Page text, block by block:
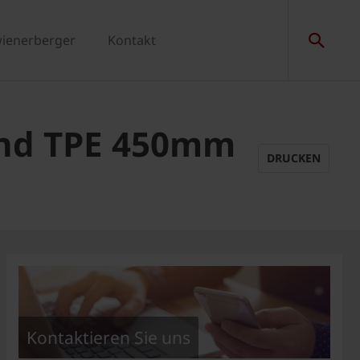
Kontakt
TPE 450mm
DRUCKEN
Kontaktieren Sie uns